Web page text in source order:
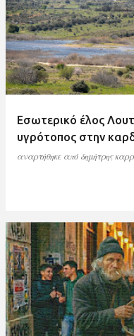
Εσωτερικό έλος
υγρότοπος στην
αναρτήθηκε από δημήτρης